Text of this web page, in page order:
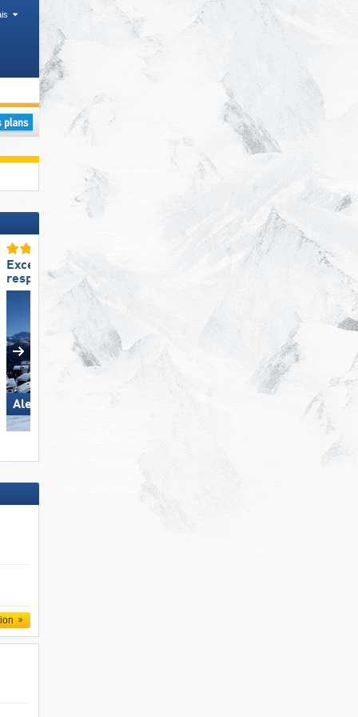
Vallées, Districts
Excellent
respect de l‘environnement
Aletsch Arena
Excellent snowpark
Madonna di Campiglio/​Pinzolo/​